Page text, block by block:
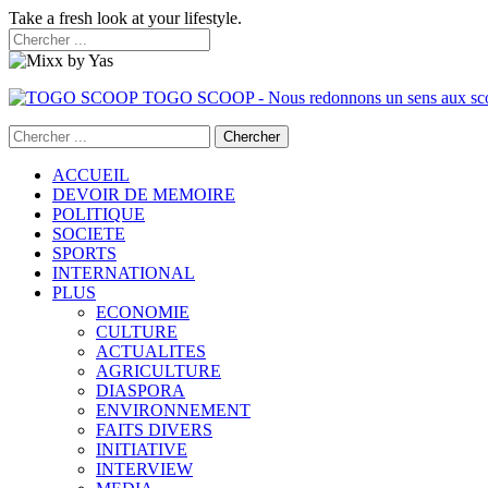
Take a fresh look at your lifestyle.
TOGO SCOOP - Nous redonnons un sens aux
ACCUEIL
DEVOIR DE MEMOIRE
POLITIQUE
SOCIETE
SPORTS
INTERNATIONAL
PLUS
ECONOMIE
CULTURE
ACTUALITES
AGRICULTURE
DIASPORA
ENVIRONNEMENT
FAITS DIVERS
INITIATIVE
INTERVIEW